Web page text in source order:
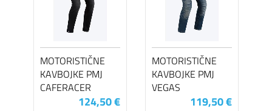
MOTORISTIČNE
KAVBOJKE PMJ
CAFERACER
124,50 €
MOTORISTIČNE
KAVBOJKE PMJ
VEGAS
119,50 €